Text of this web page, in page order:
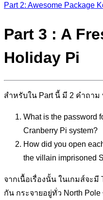
Part 2: Awesome Package
Part 3 : A
Holiday Pi
สำหรับใน Part นี้ มี 2 คำถาม
What is the password
Cranberry Pi system?
How did you open
the villain imprisoned
จากเนื้อเรื่องนั้น ในเกมส์จะมี
กัน กระจายอยู่ทั่ว North